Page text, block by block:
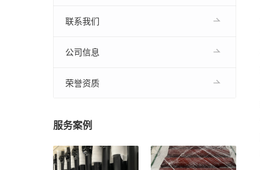
联系我们
公司信息
荣誉资质
服务案例